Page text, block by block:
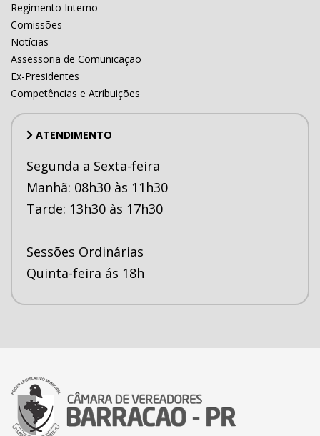
Regimento Interno
Comissões
Notícias
Assessoria de Comunicação
Ex-Presidentes
Competências e Atribuições
ATENDIMENTO
Segunda a Sexta-feira
Manhã: 08h30 às 11h30
Tarde: 13h30 às 17h30
Sessões Ordinárias
Quinta-feira ás 18h